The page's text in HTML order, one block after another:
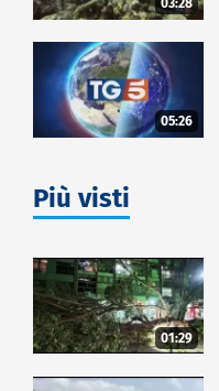
03:28
05:26
Più visti
01:29